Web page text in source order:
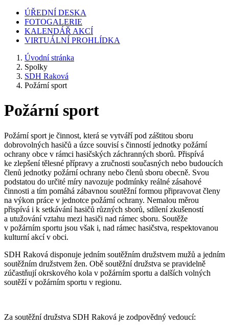
ÚŘEDNÍ DESKA
FOTOGALERIE
KALENDÁŘ AKCÍ
VIRTUÁLNÍ PROHLÍDKA
Úvodní stránka
Spolky
SDH Raková
Požární sport
Požární sport
Požární sport je činnost, která se vytváří pod záštitou sboru
dobrovolných hasičů a úzce souvisí s činností jednotky požární
ochrany obce v rámci hasičských záchranných sborů. Přispívá
ke zlepšení tělesné přípravy a zručnosti současných nebo budoucích
členů jednotky požární ochrany nebo členů sboru obecně. Svou
podstatou do určité míry navozuje podmínky reálné zásahové
činnosti a tím pomáhá zábavnou soutěžní formou připravovat členy
na výkon práce v jednotce požární ochrany. Nemalou měrou
přispívá i k setkávání hasičů různých sborů, sdílení zkušeností
a utužování vztahu mezi hasiči nad rámec sboru. Soutěže
v požárním sportu jsou však i, nad rámec hasičstva, respektovanou
kulturní akcí v obci.
SDH Raková disponuje jedním soutěžním družstvem mužů a jedním
soutěžním družstvem žen. Obě soutěžní družstva se pravidelně
zúčastňují okrskového kola v požárním sportu a dalších volných
soutěží v požárním sportu v regionu.
Za soutěžní družstva SDH Raková je zodpovědný vedoucí: